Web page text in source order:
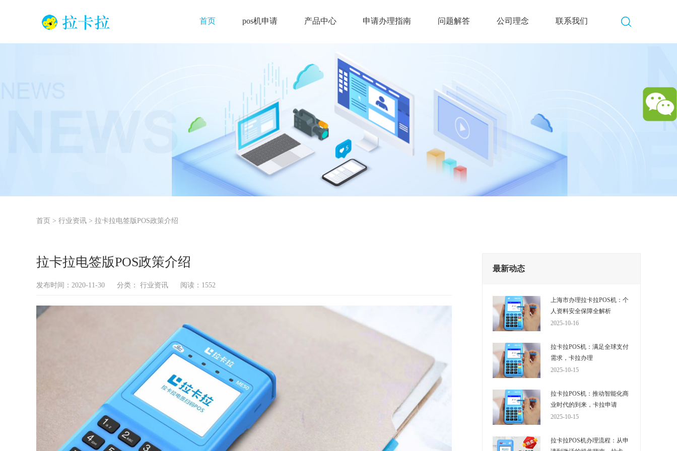
首页 pos机申请 产品中心 申请办理指南 问题解答 公司理念 联系我们
首页 > 行业资讯 > 拉卡拉电签版POS政策介绍
拉卡拉电签版POS政策介绍
发布时间：2020-11-30 分类： 行业资讯 阅读：1552
最新动态
上海市办理拉卡拉POS机：个
人资料安全保障全解析
2025-10-16
拉卡拉POS机：满足全球支付
需求，卡拉办理
2025-10-15
拉卡拉POS机：推动智能化商
业时代的到来，卡拉申请
2025-10-15
拉卡拉POS机办理流程：从申